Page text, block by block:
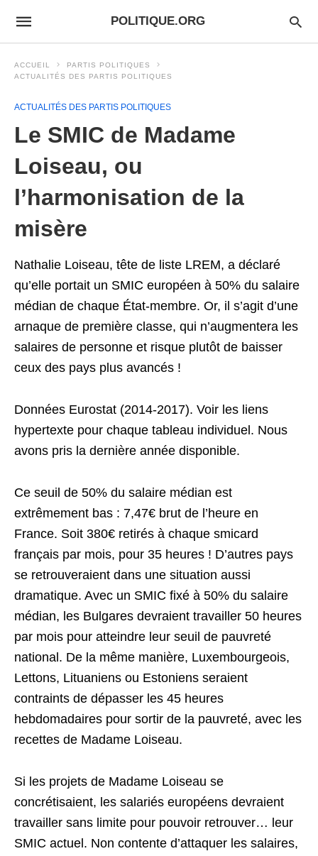
POLITIQUE.ORG
ACCUEIL
PARTIS POLITIQUES
ACTUALITÉS DES PARTIS POLITIQUES
ACTUALITÉS DES PARTIS POLITIQUES
Le SMIC de Madame
Loiseau, ou
l’harmonisation de la
misère
Nathalie Loiseau, tête de liste LREM, a déclaré
qu’elle portait un SMIC européen à 50% du salaire
médian de chaque État-membre. Or, il s’agit d’une
arnaque de première classe, qui n’augmentera les
salaires de personne et risque plutôt de baisser
ceux des pays plus avancés !
Données Eurostat (2014-2017). Voir les liens
hypertexte pour chaque tableau individuel. Nous
avons pris la dernière année disponible.
Ce seuil de 50% du salaire médian est
extrêmement bas : 7,47€ brut de l’heure en
France. Soit 380€ retirés à chaque smicard
français par mois, pour 35 heures ! D’autres pays
se retrouveraient dans une situation aussi
dramatique. Avec un SMIC fixé à 50% du salaire
médian, les Bulgares devraient travailler 50 heures
par mois pour atteindre leur seuil de pauvreté
national. De la même manière, Luxembourgeois,
Lettons, Lituaniens ou Estoniens seraient
contraints de dépasser les 45 heures
hebdomadaires pour sortir de la pauvreté, avec les
recettes de Madame Loiseau.
Si les projets de Madame Loiseau se
concrétisaient, les salariés européens devraient
travailler sans limite pour pouvoir retrouver… leur
SMIC actuel. Non contente d’attaquer les salaires,